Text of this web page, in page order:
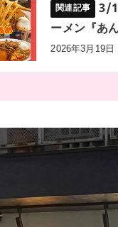
3/
ーメン『あ
2026年3月19日